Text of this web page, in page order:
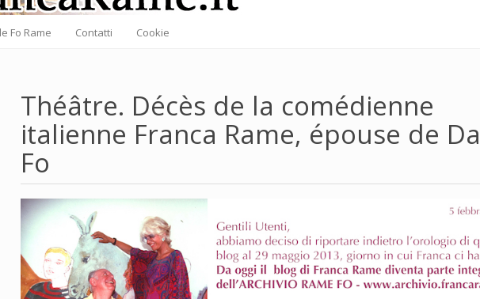
Fo Rame Contatti Cookie
Théâtre. Décès de la comédienne
italienne Franca Rame, épouse de
Fo